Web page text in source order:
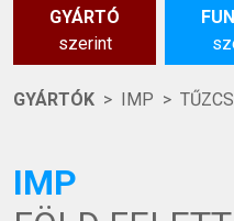
GYÁRTÓ
szerint
GYÁRTÓK IMP
IMP